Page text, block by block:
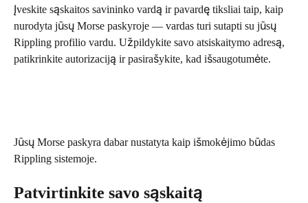
Įveskite sąskaitos savininko vardą ir pavardę tiksliai taip, kaip
nurodyta jūsų Morse paskyroje — vardas turi sutapti su jūsų
Rippling profilio vardu. Užpildykite savo atsiskaitymo adresą,
patikrinkite autorizaciją ir pasirašykite, kad išsaugotumėte.
Jūsų Morse paskyra dabar nustatyta kaip išmokėjimo būdas
Rippling sistemoje.
Patvirtinkite savo sąskaitą